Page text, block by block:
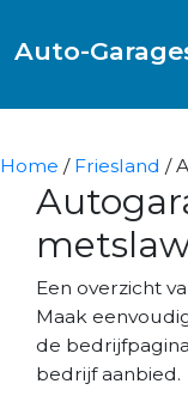
Auto-
Home / Friesland /
Een overzicht
Maak
de
bedrijf aanbied.